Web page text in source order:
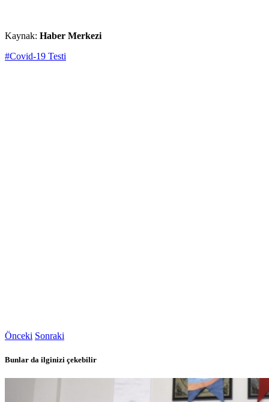
Kaynak: Haber Merkezi
#Covid-19 Testi
Önceki Sonraki
Bunlar da ilginizi çekebilir